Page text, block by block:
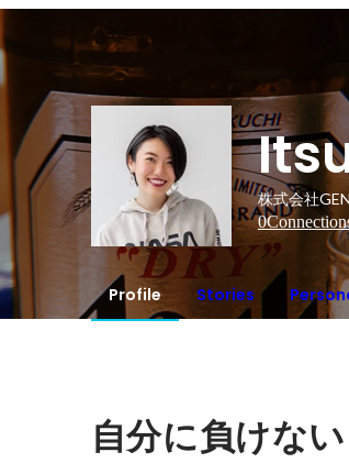
株式会社
0
Profile Stories
自分に負けない